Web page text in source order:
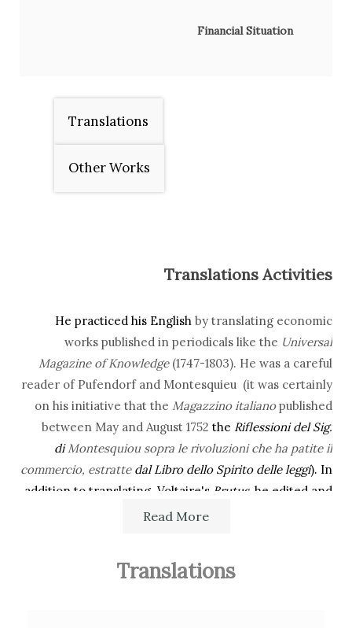
Financial Situation
Translations
Other Works
Translations Activities
He practiced his English by translating economic
works published in periodicals like the Universal
Magazine of Knowledge(1747-1803). He was a careful
reader of Pufendorf and Montesquieu (it was certainly
on his initiative that the Magazzino italianopublished
between May and August 1752 the Riflessioni del Sig.
diMontesquiou sopra le rivoluzioni che ha patite il
commercio, estratte dal Libro dello Spirito delle leggi). In
addition to translating Voltaire's Brutus, he edited and
annotated the Livornese edition of Belloni̓s
Secondary Bibliography References
Read More
Translations